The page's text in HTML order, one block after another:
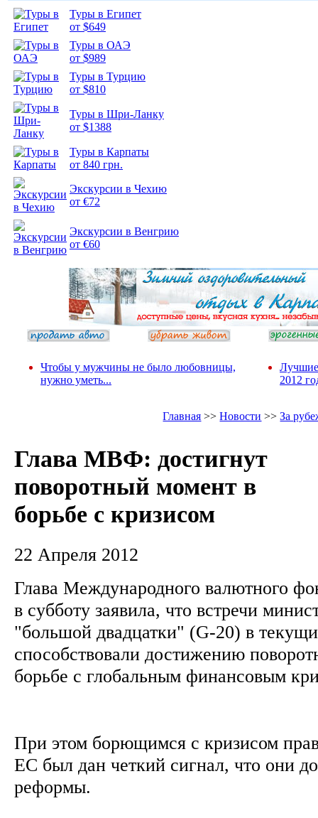
Туры в Египет
от $649
Туры в ОАЭ
от $989
Туры в Турцию
от $810
Туры в Шри-Ланку
от $1388
Туры в Карпаты
от 840 грн.
Экскурсии в Чехию
от €72
Экскурсии в Венгрию
от €60
Чтобы у мужчины не было любовницы,
нужно уметь...
Лучшие
2012
Главная >>Новости >>За
Глава МВФ: достигнут
поворотный момент в
борьбе с кризисом
22 Апреля 2012
Глава Международного валютного
в субботу заявила, что встречи
"большой двадцатки" (G-20) в
способствовали достижению
борьбе с глобальным финансовым
При этом борющимся с кризисом
ЕС был дан четкий сигнал, что они
реформы.